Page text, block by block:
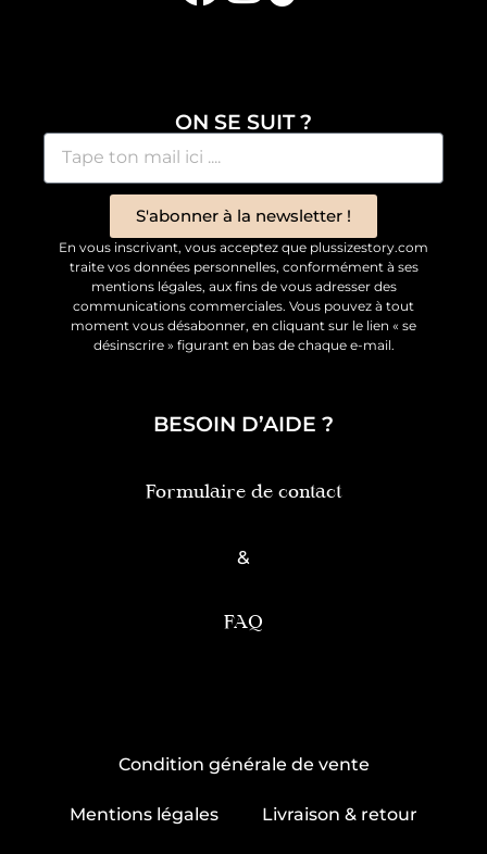
ON SE SUIT ?
S'abonner à la newsletter !
En vous inscrivant, vous acceptez que plussizestory.com
traite vos données personnelles, conformément à ses
mentions légales, aux fins de vous adresser des
communications commerciales. Vous pouvez à tout
moment vous désabonner, en cliquant sur le lien « se
désinscrire » figurant en bas de chaque e-mail.
BESOIN D’AIDE ?
Formulaire de contact
&
FAQ
Condition générale de vente
Mentions légales Livraison & retour